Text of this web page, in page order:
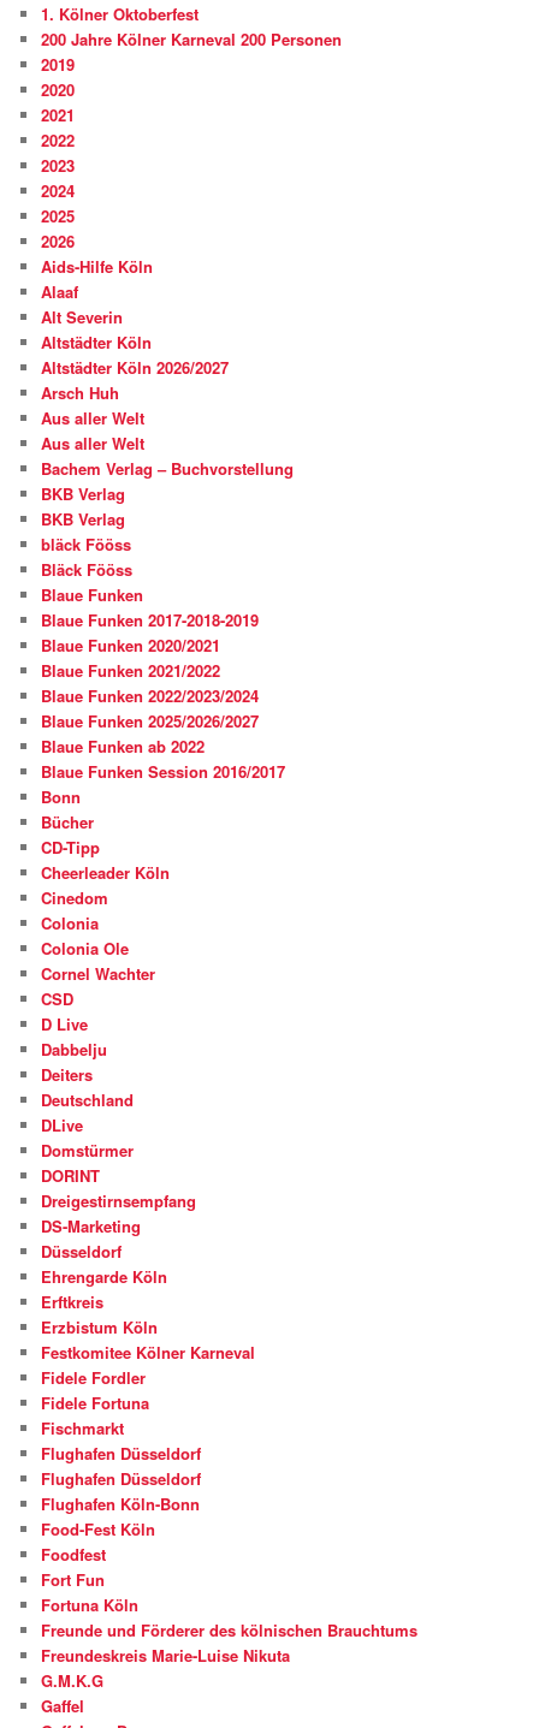
1. Kölner Oktoberfest
200 Jahre Kölner Karneval 200 Personen
2019
2020
2021
2022
2023
2024
2025
2026
Aids-Hilfe Köln
Alaaf
Alt Severin
Altstädter Köln
Altstädter Köln 2026/2027
Arsch Huh
Aus aller Welt
Aus aller Welt
Bachem Verlag – Buchvorstellung
BKB Verlag
BKB Verlag
bläck Fööss
Bläck Fööss
Blaue Funken
Blaue Funken 2017-2018-2019
Blaue Funken 2020/2021
Blaue Funken 2021/2022
Blaue Funken 2022/2023/2024
Blaue Funken 2025/2026/2027
Blaue Funken ab 2022
Blaue Funken Session 2016/2017
Bonn
Bücher
CD-Tipp
Cheerleader Köln
Cinedom
Colonia
Colonia Ole
Cornel Wachter
CSD
D Live
Dabbelju
Deiters
Deutschland
DLive
Domstürmer
DORINT
Dreigestirnsempfang
DS-Marketing
Düsseldorf
Ehrengarde Köln
Erftkreis
Erzbistum Köln
Festkomitee Kölner Karneval
Fidele Fordler
Fidele Fortuna
Fischmarkt
Flughafen Düsseldorf
Flughafen Düsseldorf
Flughafen Köln-Bonn
Food-Fest Köln
Foodfest
Fort Fun
Fortuna Köln
Freunde und Förderer des kölnischen Brauchtums
Freundeskreis Marie-Luise Nikuta
G.M.K.G
Gaffel